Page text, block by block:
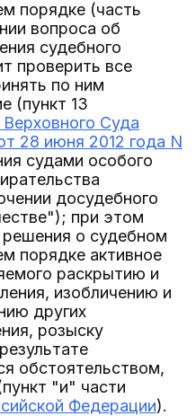
порядке (часть
вопроса об
судебного
проверить все
по ним
(пункт 13
Суда
28 июня 2012 года N
судами особого
досудебного
при этом
о судебном
порядке активное
раскрытию и
изобличению и
других
розыску
обстоятельством,
"и" части
Федерации).